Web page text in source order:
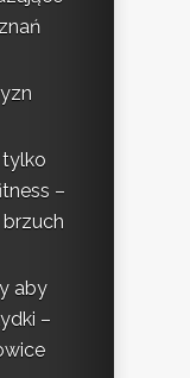
–
brzuch
aby
–